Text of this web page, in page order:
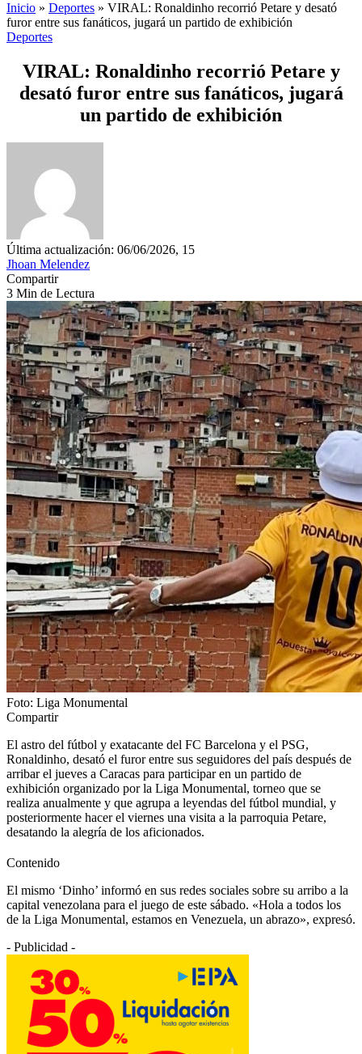
Inicio » Deportes » VIRAL: Ronaldinho recorrió Petare y desató
furor entre sus fanáticos, jugará un partido de exhibición
Deportes
VIRAL: Ronaldinho recorrió Petare y
desató furor entre sus fanáticos, jugará
un partido de exhibición
Última actualización: 06/06/2026, 15
Jhoan Melendez
Compartir
3 Min de Lectura
Foto: Liga Monumental
Compartir
El astro del fútbol y exatacante del FC Barcelona y el PSG,
Ronaldinho, desató el furor entre sus seguidores del país después de
arribar el jueves a Caracas para participar en un partido de
exhibición organizado por la Liga Monumental, torneo que se
realiza anualmente y que agrupa a leyendas del fútbol mundial, y
posteriormente hacer el viernes una visita a la parroquia Petare,
desatando la alegría de los aficionados.
Contenido
El mismo ‘Dinho’ informó en sus redes sociales sobre su arribo a la
capital venezolana para el juego de este sábado. «Hola a todos los
de la Liga Monumental, estamos en Venezuela, un abrazo», expresó.
- Publicidad -